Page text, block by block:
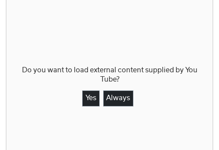
Do you want to load external content supplied by You
Tube?
Yes Always